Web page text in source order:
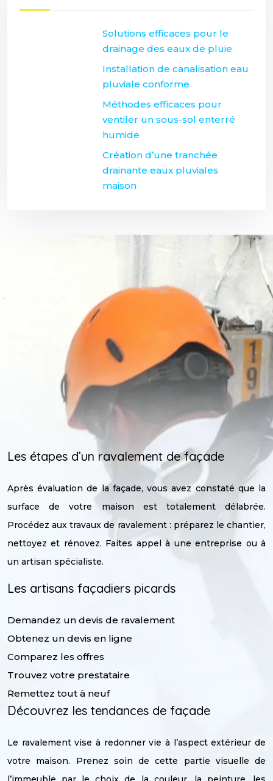
Solutions efficaces pour le
drainage des eaux de pluie
Installation de canalisation eau
pluviale conforme
Méthodes efficaces pour
ventiler un sous-sol enterré
humide
Création d’une tranchée
drainante eaux pluviales
maison
Les étapes d’un ravalement de façade
Après évaluation de la façade, vous avez constaté que la
surface de votre maison est totalement délabrée.
Procédez aux travaux de ravalement : préparez le chantier,
nettoyez et rénovez. Faites appel à une entreprise ou à
un artisan spécialiste.
Les artisans façadiers picards
Demandez un devis de ravalement
Obtenez un devis en ligne
Comparez les offres
Trouvez votre prestataire
Remettez tout à neuf
Découvrez les tendances de façade
Le ravalement vise à redonner vie à l’aspect extérieur de
votre maison. Prenez soin de cette partie visuelle de